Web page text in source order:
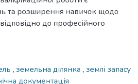
та розширення навичок щодо
до професійного
, земельна ділянка , землі запасу
документація